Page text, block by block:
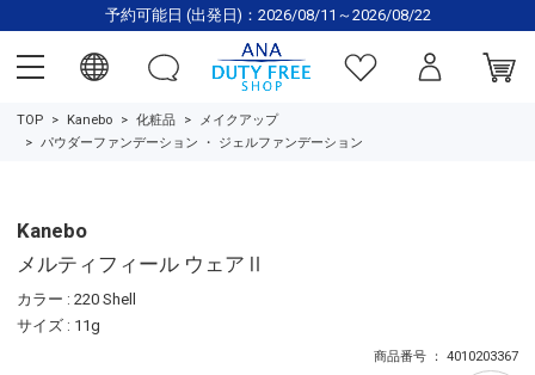
予約可能日 (出発日)：2026/08/11～2026/08/22
TOP Kanebo 化粧品
メイクアップ
パウダーファンデーション ・ ジェルファンデーション
Kanebo
メルティフィール ウェアⅡ
カラー : 220 Shell
サイズ : 11g
商品番号 ： 4010203367